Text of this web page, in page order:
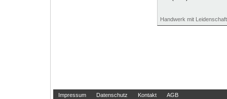
Handwerk mit
Impressum Datenschutz Kontakt AGB